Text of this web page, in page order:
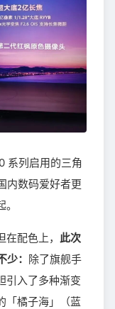
系列启用的三角
内数码爱好者更
配色上， 此次
： 除了旗舰手
引入了多种渐变
橘子海」（蓝